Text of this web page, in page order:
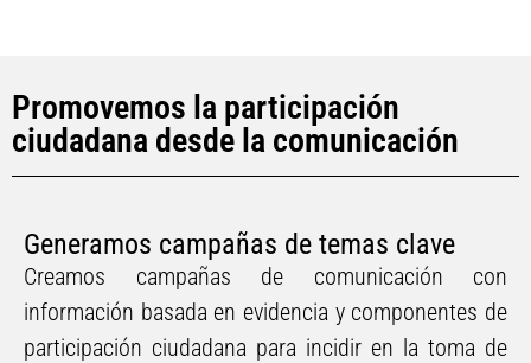
Promovemos la participación
ciudadana desde la comunicación
Generamos campañas de temas clave
Creamos campañas de comunicación con
información basada en evidencia y componentes de
participación ciudadana para incidir en la toma de